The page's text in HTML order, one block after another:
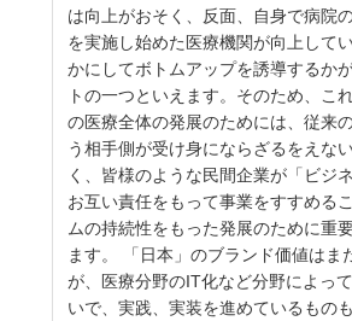
は向上がおそく、反面、自身で病院
を実施し始めた医療機関が向上して
かにしてボトムアップを誘導するか
トの一つといえます。そのため、こ
の医療全体の発展のためには、従来
う相手側が受け身にならざるをえな
く、皆様のような民間企業が「ビジ
お互い責任をもって事業をすすめる
ムの持続性をもった発展のために重
ます。 「日本」のブランド価値はま
が、医療分野のIT化など分野によっ
いで、実践、実装を進めているもの